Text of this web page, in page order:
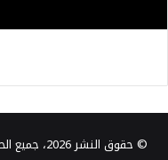
© حقوق النشر 2026، جميع الحقوق محفوظة |